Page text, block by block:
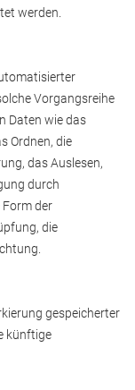
werden.
Vorgangsreihe
Daten wie das
Ordnen, die
das Auslesen,
durch
der
die
gespeicherter
künftige